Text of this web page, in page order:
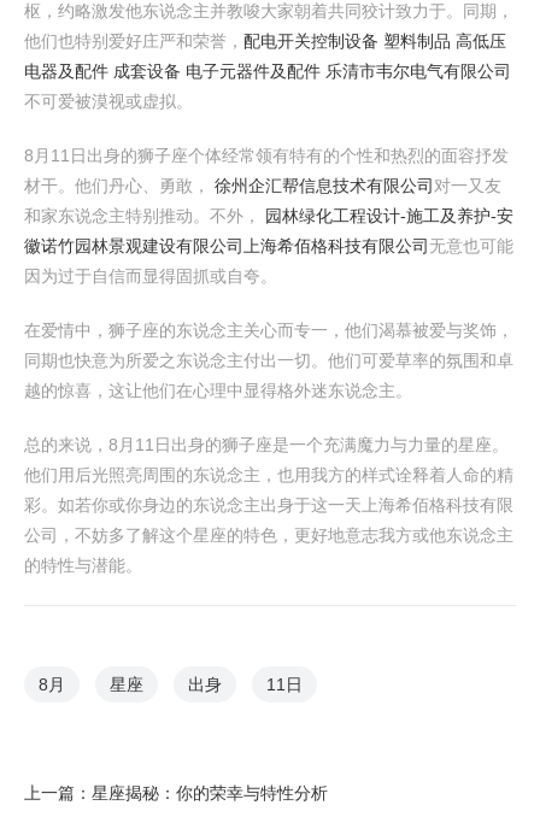
枢，约略激发他东说念主并教唆大家朝着共同狡计致力于。同期，
他们也特别爱好庄严和荣誉， 配电开关控制设备 塑料制品 高低压
电器及配件 成套设备 电子元器件及配件 乐清市韦尔电气有限公司
不可爱被漠视或虚拟。
8月11日出身的狮子座个体经常领有特有的个性和热烈的面容抒发
材干。他们丹心、勇敢， 徐州企汇帮信息技术有限公司 对一又友
和家东说念主特别推动。不外， 园林绿化工程设计-施工及养护-安
徽诺竹园林景观建设有限公司
上海希佰格科技有限公司 无意也可能
因为过于自信而显得固抓或自夸。
在爱情中，狮子座的东说念主关心而专一，他们渴慕被爱与奖饰，
同期也快意为所爱之东说念主付出一切。他们可爱草率的氛围和卓
越的惊喜，这让他们在心理中显得格外迷东说念主。
总的来说，8月11日出身的狮子座是一个充满魔力与力量的星座。
他们用后光照亮周围的东说念主，也用我方的样式诠释着人命的精
彩。如若你或你身边的东说念主出身于这一天上海希佰格科技有限
公司，不妨多了解这个星座的特色，更好地意志我方或他东说念主
的特性与潜能。
8月 星座 出身 11日
上一篇： 星座揭秘：你的荣幸与特性分析